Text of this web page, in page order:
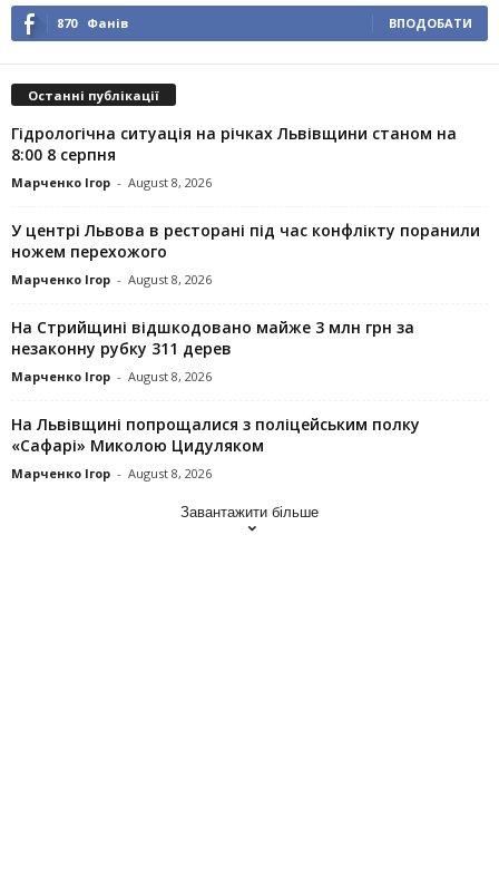
870 Фанів ВПОДОБАТИ
Останні публікації
Гідрологічна ситуація на річках Львівщини станом на
8:00 8 серпня
Марченко Ігор - August 8, 2026
У центрі Львова в ресторані під час конфлікту поранили
ножем перехожого
Марченко Ігор - August 8, 2026
На Стрийщині відшкодовано майже 3 млн грн за
незаконну рубку 311 дерев
Марченко Ігор - August 8, 2026
На Львівщині попрощалися з поліцейським полку
«Сафарі» Миколою Цидуляком
Марченко Ігор - August 8, 2026
Завантажити більше